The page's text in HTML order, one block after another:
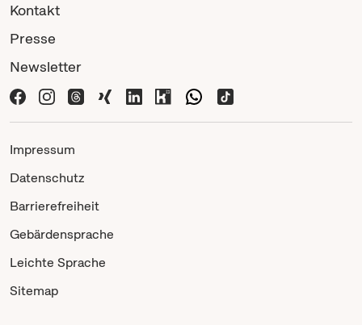
Kontakt
Presse
Newsletter
Impressum
Datenschutz
Barrierefreiheit
Gebärdensprache
Leichte Sprache
Sitemap